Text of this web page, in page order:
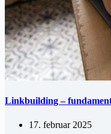
Linkbuilding –
17. februar 2025